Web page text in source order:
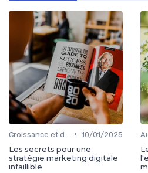
• 10/01/2025
Les secrets pour une
stratégie marketing digitale
infaillible